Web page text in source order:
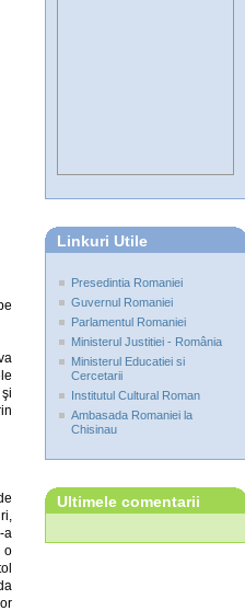
a
o
Linkuri Utile
Presedintia Romaniei
Guvernul Romaniei
Parlamentul Romaniei
Ministerul Justitiei - România
Ministerul Educatiei si
Cercetarii
Institutul Cultural Roman
Ambasada Romaniei la
Chisinau
Ultimele comentarii